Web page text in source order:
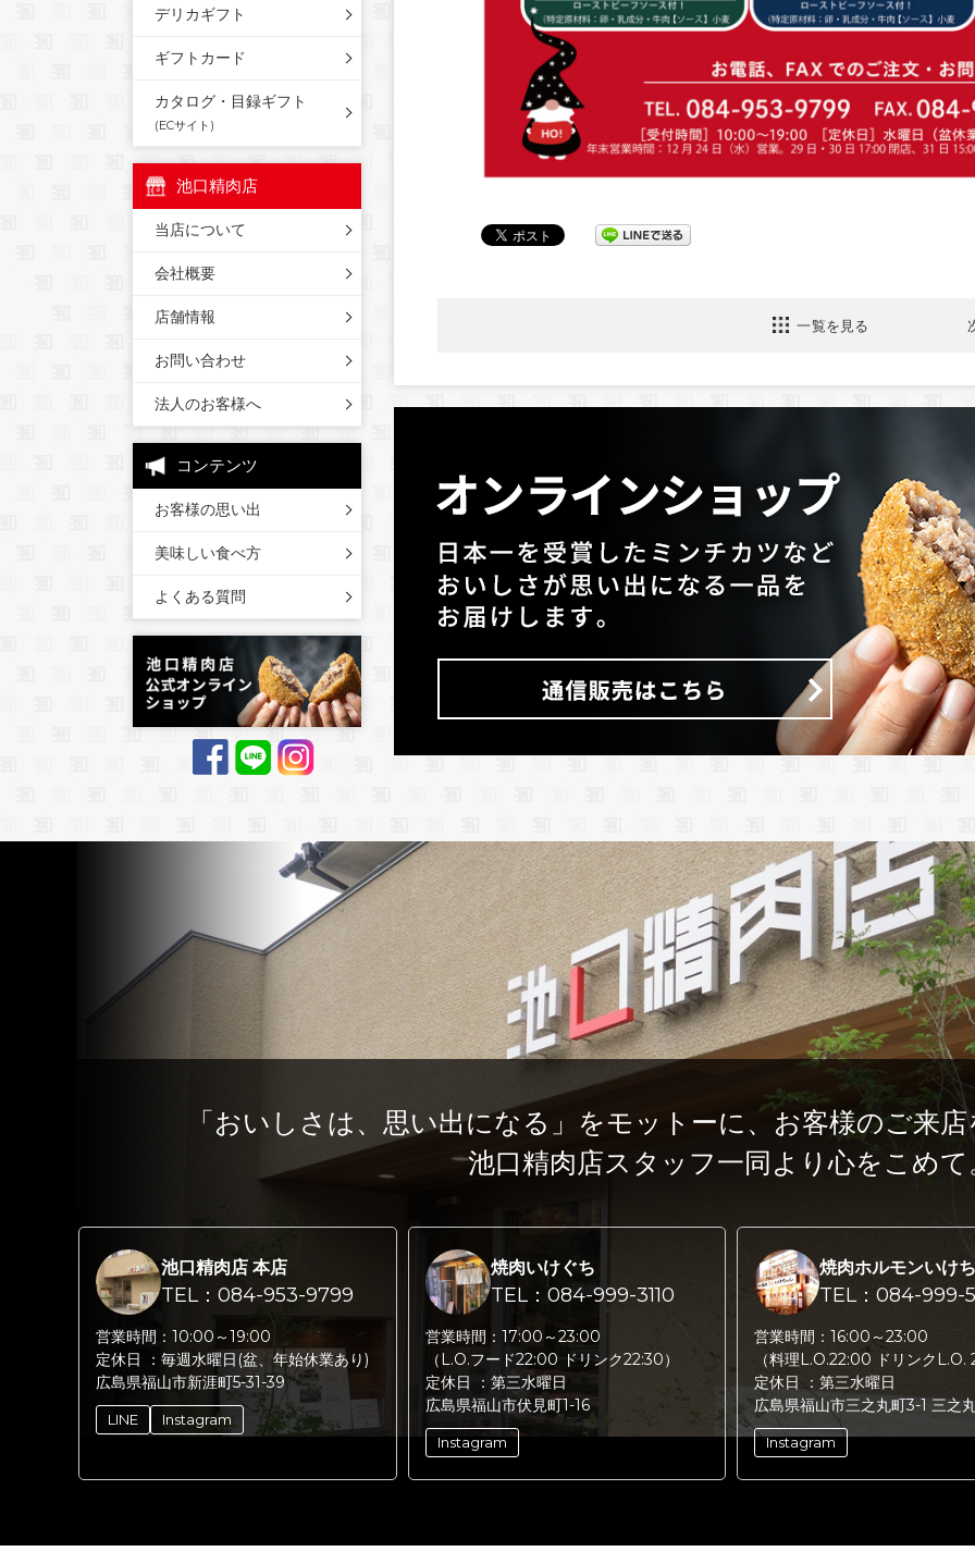
一覧を見る
デリカギフト
ギフトカード
カタログ・目録ギフト
(ECサイト)
池口精肉店
当店について
会社概要
店舗情報
お問い合わせ
法人のお客様へ
コンテンツ
お客様の思い出
美味しい食べ方
よくある質問
「おいしさは、思い出になる」をモットーに、 お客様のご来
池口精肉店スタッフ一同より心をこめて
池口精肉店 本店
TEL：084-953-9799
営業時間： 10:00～19:00
定休日 ： 毎週水曜日(盆、年始休業あり)
広島県福山市新涯町5-31-39
LINE Instagram
焼肉いけぐち
TEL：084-999-3110
営業時間： 17:00～23:00
（L.O.フード22:00 ドリンク22:30）
定休日 ： 第三水曜日
広島県福山市伏見町1-16
Instagram
焼肉ホルモンいけ
TEL：084-999-
営業時間： 16:00～23:00
（料理L.O.22:00 ドリンクL.O.
定休日 ： 第三水曜日
広島県福山市三之丸町3-1 三之
Instagram